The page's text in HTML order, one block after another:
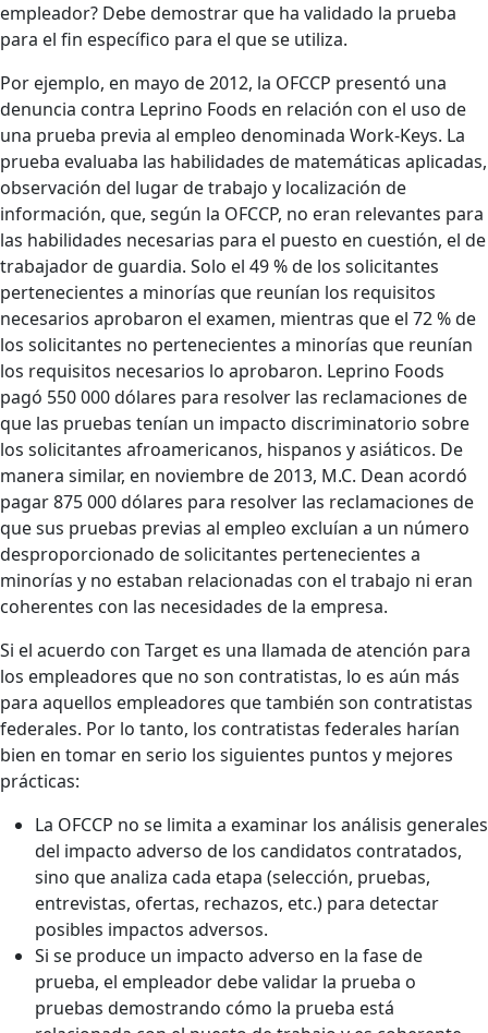
empleador? Debe demostrar que ha validado la prueba
para el fin específico para el que se utiliza.
Por ejemplo, en mayo de 2012, la OFCCP presentó una
denuncia contra Leprino Foods en relación con el uso de
una prueba previa al empleo denominada Work-Keys. La
prueba evaluaba las habilidades de matemáticas aplicadas,
observación del lugar de trabajo y localización de
información, que, según la OFCCP, no eran relevantes para
las habilidades necesarias para el puesto en cuestión, el de
trabajador de guardia. Solo el 49 % de los solicitantes
pertenecientes a minorías que reunían los requisitos
necesarios aprobaron el examen, mientras que el 72 % de
los solicitantes no pertenecientes a minorías que reunían
los requisitos necesarios lo aprobaron. Leprino Foods
pagó 550 000 dólares para resolver las reclamaciones de
que las pruebas tenían un impacto discriminatorio sobre
los solicitantes afroamericanos, hispanos y asiáticos. De
manera similar, en noviembre de 2013, M.C. Dean acordó
pagar 875 000 dólares para resolver las reclamaciones de
que sus pruebas previas al empleo excluían a un número
desproporcionado de solicitantes pertenecientes a
minorías y no estaban relacionadas con el trabajo ni eran
coherentes con las necesidades de la empresa.
Si el acuerdo con Target es una llamada de atención para
los empleadores que no son contratistas, lo es aún más
para aquellos empleadores que también son contratistas
federales. Por lo tanto, los contratistas federales harían
bien en tomar en serio los siguientes puntos y mejores
prácticas:
La OFCCP no se limita a examinar los análisis generales
del impacto adverso de los candidatos contratados,
sino que analiza cada etapa (selección, pruebas,
entrevistas, ofertas, rechazos, etc.) para detectar
posibles impactos adversos.
Si se produce un impacto adverso en la fase de
prueba, el empleador debe validar la prueba o
pruebas demostrando cómo la prueba está